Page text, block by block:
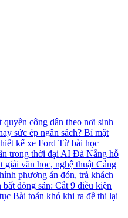
công dân theo nơi sinh
sức ép ngân sách? Bí mật
kế xe Ford Từ bài học
trong thời đại AI Đà Nẵng hỗ
giải văn học, nghệ thuậtCảng
phương án đón, trả khách
động sản: Cắt 9 điều kiện
Bài toán khó khi ra đề thi lại